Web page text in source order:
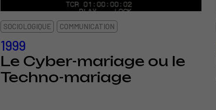
SOCIOLOGIQUE COMMUNICATION
1999
Le Cyber-mariage ou le
Techno-mariage